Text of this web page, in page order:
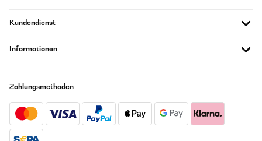
Kundendienst
Informationen
Zahlungsmethoden